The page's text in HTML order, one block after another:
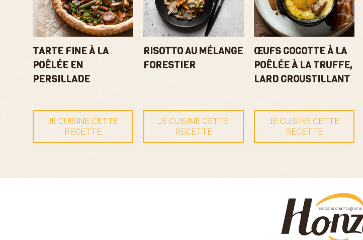
TARTE FINE À LA
POÊLÉE EN
PERSILLADE
JE CUISINE CETTE
RECETTE
RISOTTO AU MÉLANGE
FORESTIER
JE CUISINE CETTE
RECETTE
ŒUFS COCOTTE À LA
POÊLÉE À LA TRUFFE,
LARD CROUSTILLANT
JE CUISINE CETTE
RECETTE